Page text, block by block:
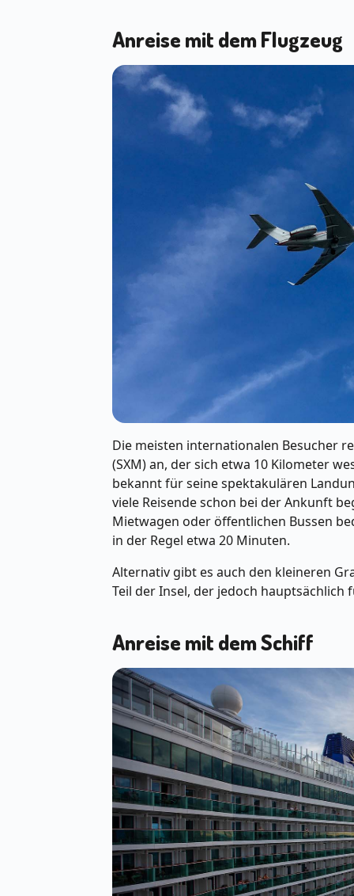
Anreise mit dem Flugzeug
Die meisten internationalen Besucher
(SXM) an, der sich etwa 10 Kilometer
bekannt für seine spektakulären
viele Reisende schon bei der Ankunft
Mietwagen oder öffentlichen Bussen
in der Regel etwa 20 Minuten.
Alternativ gibt es auch den kleineren
Teil der Insel, der jedoch
Anreise mit dem Schiff